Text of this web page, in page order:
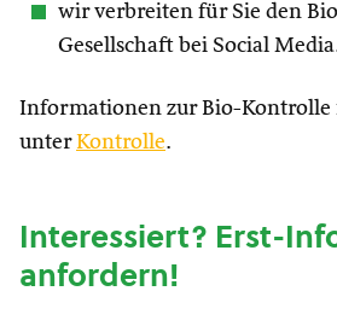
wir verbreiten für Sie den
Gesellschaft bei Social
Informationen zur Bio-Kontrolle
unterKontrolle.
Interessiert? Erst-
anfordern!